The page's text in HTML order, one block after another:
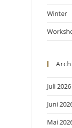
Winter
Juli 2026
Juni
Mai